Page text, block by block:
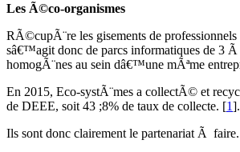
Les Ã©co-organismes
RÃ©cupÃ¨re les gisements de
sâ€™agit donc de parcs informatiques de 3
homogÃ¨nes au sein dâ€™une mÃªme
En 2015, Eco-systÃ¨mes a collectÃ© et
de DEEE, soit 43 ;8% de taux de collecte. [1].
Ils sont donc clairement le partenariat Ã faire.